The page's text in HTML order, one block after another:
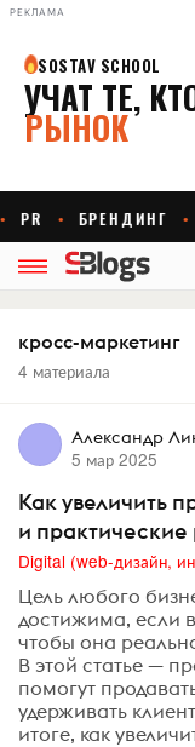
РЕКЛАМА
кросс-маркетинг
4 материала
Александр
5 мар 2025
Как увеличить
и
Цель любого
достижима, если
чтобы она
В этой статье —
помогут
удерживать
итоге, как